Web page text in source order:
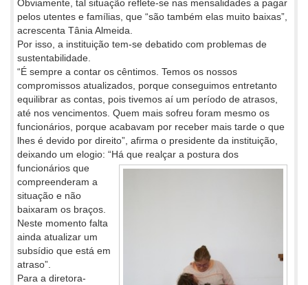
Obviamente, tal situação reflete-se nas mensalidades a pagar
pelos utentes e famílias, que “são também elas muito baixas”,
acrescenta Tânia Almeida.
Por isso, a instituição tem-se debatido com problemas de
sustentabilidade.
“É sempre a contar os cêntimos. Temos os nossos
compromissos atualizados, porque conseguimos entretanto
equilibrar as contas, pois tivemos aí um período de atrasos,
até nos vencimentos. Quem mais sofreu foram mesmo os
funcionários, porque acabavam por receber mais tarde o que
lhes é devido por direito”, afirma o presidente da instituição,
deixando um elogio: “Há que realçar a postura dos
funcionários que
compreenderam a
situação e não
baixaram os braços.
Neste momento falta
ainda atualizar um
subsídio que está em
atraso”.
Para a diretora-